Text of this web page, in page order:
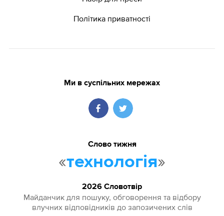
Політика приватності
Ми в суспільних мережах
Слово тижня
«технологія»
2026 Словотвір
Майданчик для пошуку, обговорення та відбору
влучних відповідників до запозичених слів